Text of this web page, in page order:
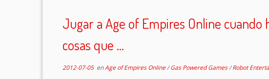
Jugar a Age of Empires Online cuando
cosas que ...
2012-07-05enAge of Empires Online/Gas Powered Games/Robot